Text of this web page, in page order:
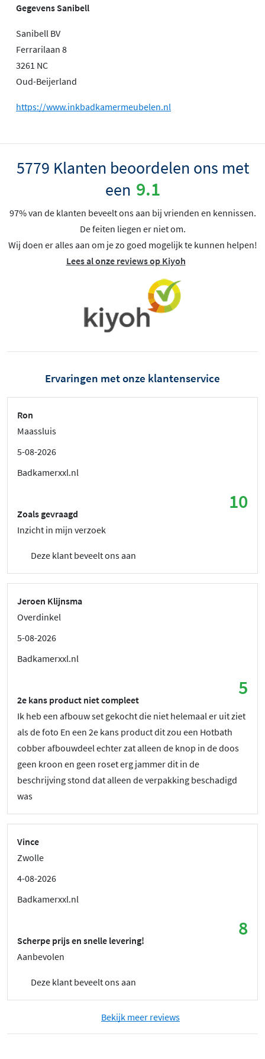
Gegevens Sanibell
Sanibell BV
Ferrarilaan 8
3261 NC
Oud-Beijerland
https://www.inkbadkamermeubelen.nl
5779 Klanten beoordelen ons met
een 9.1
97% van de klanten beveelt ons aan bij vrienden en kennissen.
De feiten liegen er niet om.
Wij doen er alles aan om je zo goed mogelijk te kunnen helpen!
Lees al onze reviews op Kiyoh
Ervaringen met onze klantenservice
Ron
Maassluis
5-08-2026
Badkamerxxl.nl
10
Zoals gevraagd
Inzicht in mijn verzoek
Deze klant beveelt ons aan
Jeroen Klijnsma
Overdinkel
5-08-2026
Badkamerxxl.nl
5
2e kans product niet compleet
Ik heb een afbouw set gekocht die niet helemaal er uit ziet
als de foto En een 2e kans product dit zou een Hotbath
cobber afbouwdeel echter zat alleen de knop in de doos
geen kroon en geen roset erg jammer dit in de
beschrijving stond dat alleen de verpakking beschadigd
was
Vince
Zwolle
4-08-2026
Badkamerxxl.nl
8
Scherpe prijs en snelle levering!
Aanbevolen
Deze klant beveelt ons aan
Bekijk meer reviews